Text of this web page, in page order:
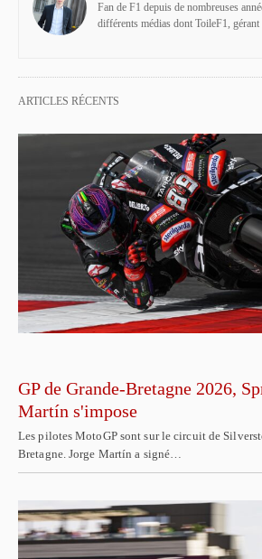
Fan de F1 depuis de nombreuses
différents médias dont ToileF1, gérant
ARTICLES RÉCENTS
GP de Grande-Bretagne 2026,
Martín s'impose
Les pilotes MotoGP sont sur le circuit de
Bretagne. Jorge Martín a signé…